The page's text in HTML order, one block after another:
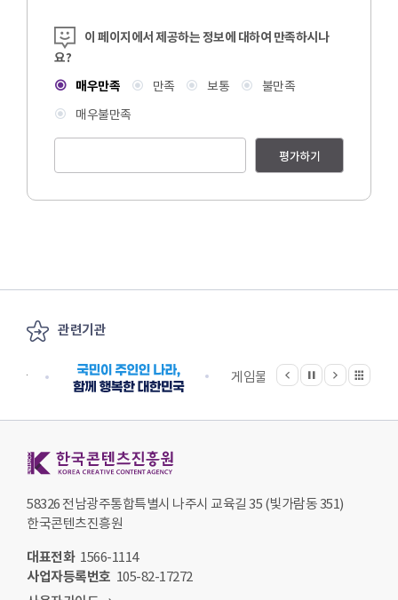
콘텐츠 만족도 조사
이 페이지에서 제공하는 정보에 대하여 만족하시나
요?
매우만족
만족 보통
불만족
매우불만족
평가하기
관련기관
게임물관리위원회
이전
정지
다음 관련기관 전체보기
58326 전남광주통합특별시 나주시 교육길 35 (빛가람동 351)
한국콘텐츠진흥원
대표전화 1566-1114
사업자등록번호 105-82-17272